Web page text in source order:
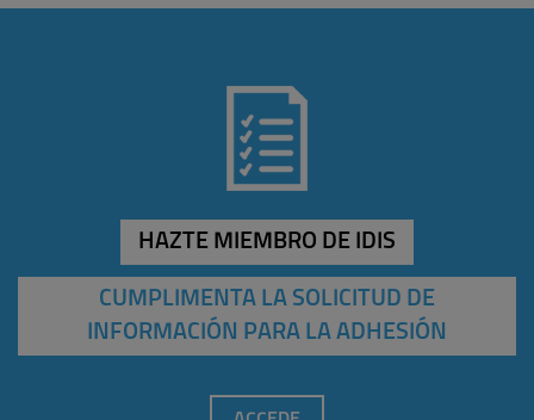
HAZTE MIEMBRO DE IDIS
CUMPLIMENTA LA SOLICITUD DE
INFORMACIÓN PARA LA ADHESIÓN